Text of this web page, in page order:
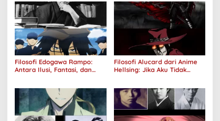
Filosofi Edogawa Rampo:
Antara Ilusi, Fantasi, dan
Filosofi Alucard dari Anime
Hellsing: Jika Aku Tidak